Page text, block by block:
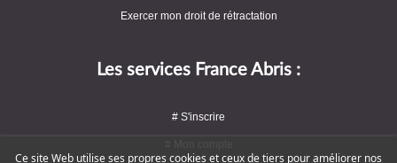
Exercer mon droit de rétractation
Les services France Abris :
# S'inscrire
Ce site Web utilise ses propres cookies et ceux de tiers pour améliorer nos